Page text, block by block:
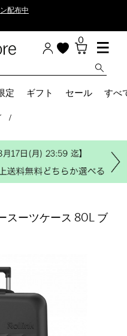
配布中
0
定 ギフト セール すべ
スーツケース 80L ブ